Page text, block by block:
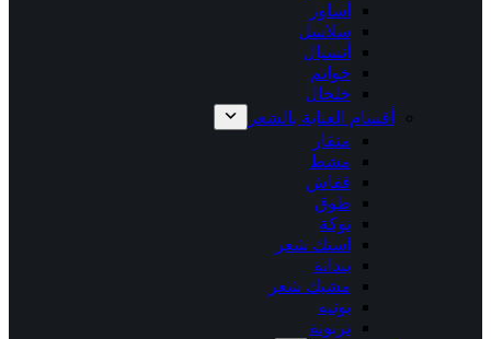
أساور
سلاسل
أنسيال
خواتم
خلخال
أقسام العناية بالشعر
منقار
مشط
قفاش
طوق
توكة
استك شعر
بندانة
مشبك شعر
بونيه
تربونة